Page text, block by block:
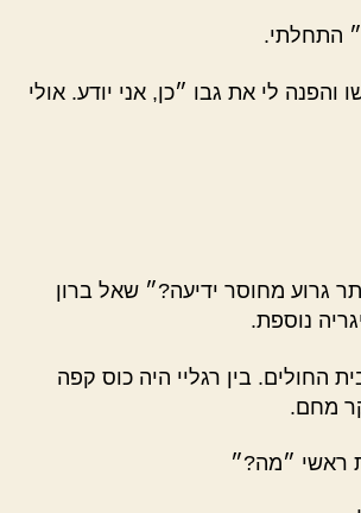
התחלתי.
והפנה לי את גבו ״כן, אני יודע. אולי
גרוע מחוסר ידיעה?״ שאל ברון
נוספת.
החולים. בין רגליי היה כוס קפה
מחם.
ראשי ״מה?״